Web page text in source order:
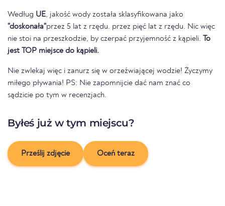
Według UE, jakość wody została sklasyfikowana jako
"doskonała"przez 5 lat z rzędu. przez pięć lat z rzędu. Nic więc
nie stoi na przeszkodzie, by czerpać przyjemność z kąpieli. To
jest TOP miejsce do kąpieli.
Nie zwlekaj więc i zanurz się w orzeźwiającej wodzie! Życzymy
miłego pływania! PS: Nie zapomnijcie dać nam znać co
sądzicie po tym w recenzjach.
Byłeś już w tym miejscu?
Prześlij zdjęcie Oceń teraz